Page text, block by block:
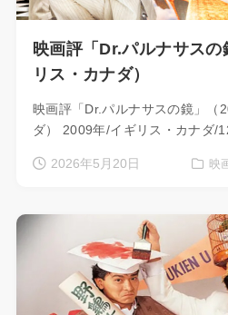
映画評「Dr.パルナサス
リス・カナダ）
映画評「Dr.パルナサスの鏡」（
ダ） 2009年/イギリス・カナダ
2026年5月20日 映